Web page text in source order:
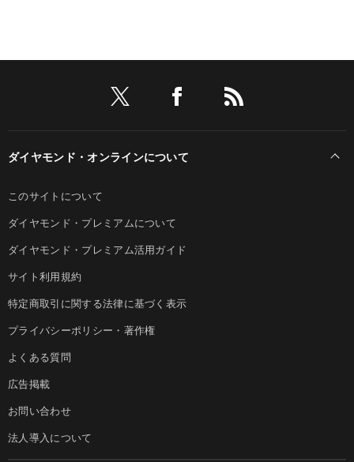
ダイヤモンド・オンラインについて
このサイトについて
ダイヤモンド・プレミアムについて
ダイヤモンド・プレミアム活用ガイド
サイト利用規約
特定商取引に関する法律に基づく表示
プライバシーポリシー・著作権
よくある質問
広告掲載
お問い合わせ
法人導入について